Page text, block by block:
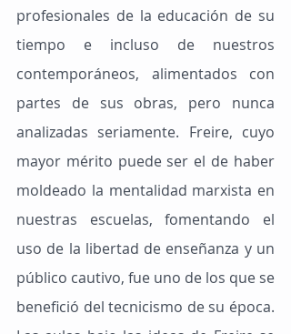
profesionales de la educación de su
tiempo e incluso de nuestros
contemporáneos, alimentados con
partes de sus obras, pero nunca
analizadas seriamente. Freire, cuyo
mayor mérito puede ser el de haber
moldeado la mentalidad marxista en
nuestras escuelas, fomentando el
uso de la libertad de enseñanza y un
público cautivo, fue uno de los que se
benefició del tecnicismo de su época.